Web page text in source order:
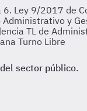
6. Ley 9/2017 de
Administrativo y
TL de
Turno Libre
sector público.